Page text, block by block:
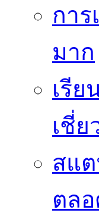
กา
มาก
เรี
เชี่
สแ
ตลอ